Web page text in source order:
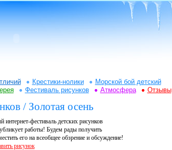
Крестики-нолики
Морской бой детский
Фестиваль рисунков Атмосфера Отзывы
/ Золотая осень
интернет-фестиваль детских рисунков
работы! Будем рады получить
его на всеобщее обзрение и обсуждение!
рисунок